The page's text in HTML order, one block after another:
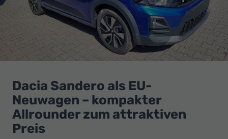
Gebrauchtwagen
zu
Top-
Preisen
Ihr
Innovatives
Autohaus
Dacia Sandero als EU-
Neuwagen – kompakter
Allrounder zum attraktiven
Preis